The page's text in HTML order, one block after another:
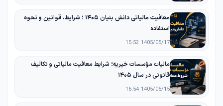
معافیت مالیاتی دانش‌ بنیان ۱۴۰۵ ؛ شرایط، قوانین و نحوه
استفاده
1405/05/17 15:52
مالیات مؤسسات خیریه؛ شرایط معافیت مالیاتی و تکالیف
قانونی در سال ۱۴۰۵
1405/05/15 16:54